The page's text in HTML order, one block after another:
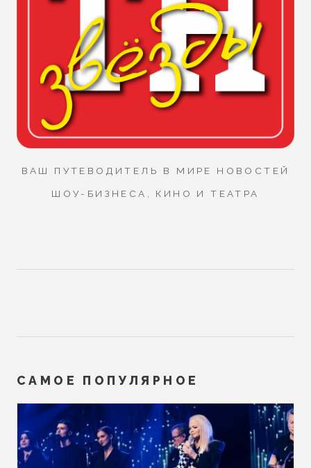
ВАШ ПУТЕВОДИТЕЛЬ В МИРЕ НОВОСТЕЙ
ШОУ-БИЗНЕСА, КИНО И ТЕАТРА
САМОЕ ПОПУЛЯРНОЕ